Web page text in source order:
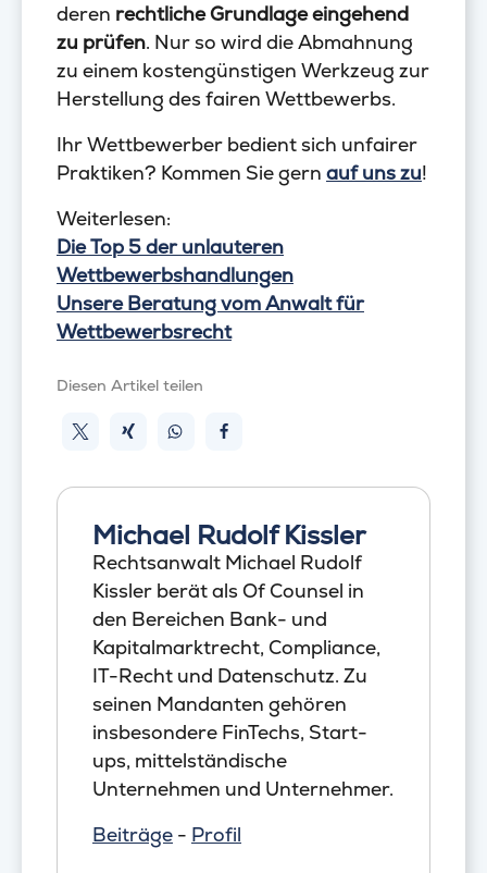
deren rechtliche Grundlage eingehend
zu prüfen. Nur so wird die Abmahnung
zu einem kostengünstigen Werkzeug zur
Herstellung des fairen Wettbewerbs.
Ihr Wettbewerber bedient sich unfairer
Praktiken? Kommen Sie gern auf uns zu!
Weiterlesen:
Die Top 5 der unlauteren
Wettbewerbshandlungen
Unsere Beratung vom Anwalt für
Wettbewerbsrecht
Diesen Artikel teilen
Michael Rudolf Kissler
Rechtsanwalt Michael Rudolf
Kissler berät als Of Counsel in
den Bereichen Bank- und
Kapitalmarktrecht, Compliance,
IT-Recht und Datenschutz. Zu
seinen Mandanten gehören
insbesondere FinTechs, Start-
ups, mittelständische
Unternehmen und Unternehmer.
Beiträge - Profil